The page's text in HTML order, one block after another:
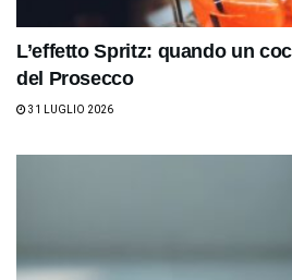
L’effetto Spritz: quando un
del Prosecco
31 LUGLIO 2026